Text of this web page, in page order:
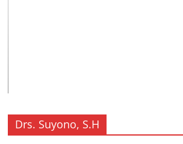
Drs. Suyono, S.H